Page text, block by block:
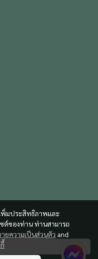
พิ่มประสิทธิภาพและ
ต์ของท่าน ท่านสามารถ
ยความเป็นส่วนตัว and